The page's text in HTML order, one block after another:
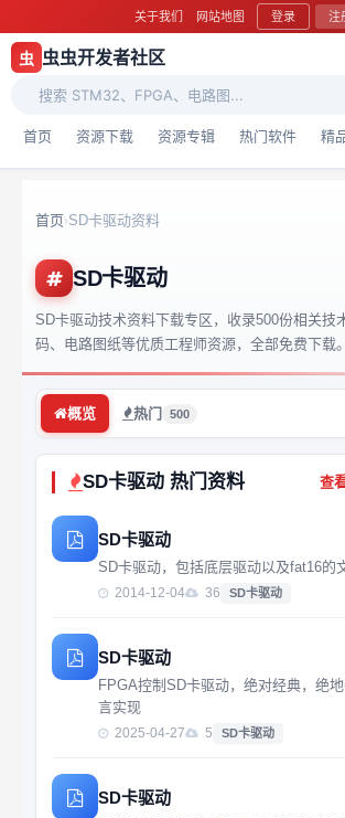
关于我们 网站地图 登录 注
虫 虫虫开发者社区
首页 资源下载 资源专辑 热门软件 精
首页›SD卡驱动资料
SD卡驱动
SD卡驱动技术资料下载专区，收录500份相关技
码、电路图纸等优质工程师资源，全部免费下载。
概览 热门 500
SD卡驱动 热门资料 查
SD卡驱动
SD卡驱动，包括底层驱动以及fat16的
2014-12-04 36 SD卡驱动
SD卡驱动
FPGA控制SD卡驱动，绝对经典，绝
言实现
2025-04-27 5 SD卡驱动
SD卡驱动